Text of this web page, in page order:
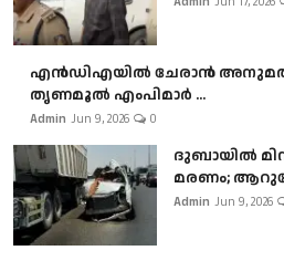
എൻഡിഎയിൽ ചേരാൻ അനുമതി
തൃണമൂൽ എംപിമാർ ...
Admin Jun 9, 2026 0
ദുബായിൽ
മരണം;
Admin Jun 9, 2026